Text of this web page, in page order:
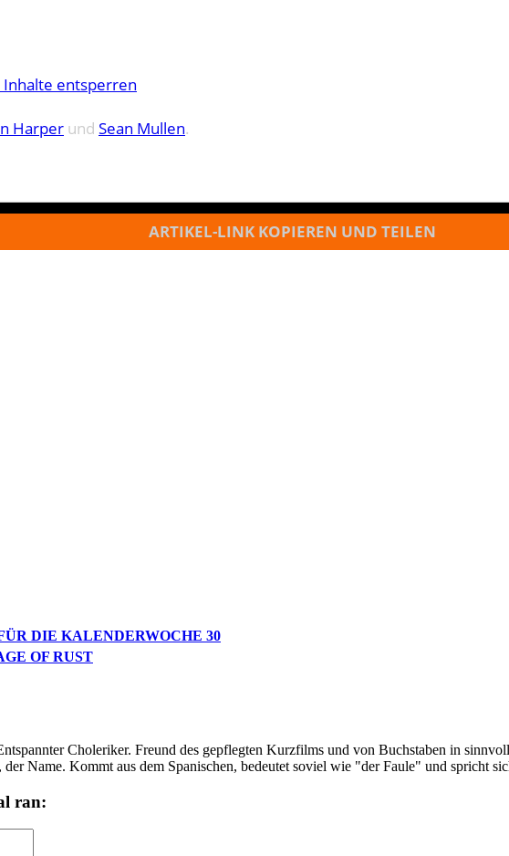
entsperren
Harper und Sean Mullen.
ARTIKEL-LINK KOPIEREN UND TEILEN
DIE KALENDERWOCHE 30
OF RUST
Choleriker. Freund des gepflegten Kurzfilms und von Buchstaben in
Name. Kommt aus dem Spanischen, bedeutet soviel wie "der Faule" und spricht
ran: